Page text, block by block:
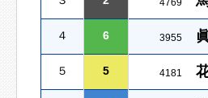
4769
４ 6 3955
５ 5 4181